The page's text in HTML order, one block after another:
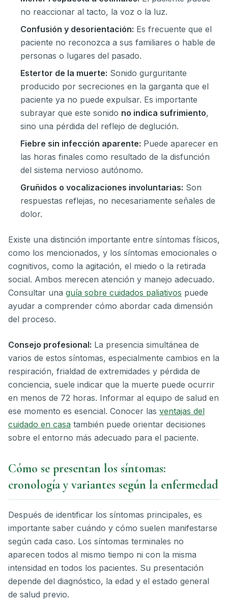
no reaccionar al tacto, la voz o la luz.
Confusión y desorientación: Es frecuente que el
paciente no reconozca a sus familiares o hable de
personas o lugares del pasado.
Estertor de la muerte: Sonido gurguritante
producido por secreciones en la garganta que el
paciente ya no puede expulsar. Es importante
subrayar que este sonido no indica sufrimiento,
sino una pérdida del reflejo de deglución.
Fiebre sin infección aparente: Puede aparecer en
las horas finales como resultado de la disfunción
del sistema nervioso autónomo.
Gruñidos o vocalizaciones involuntarias: Son
respuestas reflejas, no necesariamente señales de
dolor.
Existe una distinción importante entre síntomas físicos,
como los mencionados, y los síntomas emocionales o
cognitivos, como la agitación, el miedo o la retirada
social. Ambos merecen atención y manejo adecuado.
Consultar una guía sobre cuidados paliativos puede
ayudar a comprender cómo abordar cada dimensión
del proceso.
Consejo profesional: La presencia simultánea de
varios de estos síntomas, especialmente cambios en la
respiración, frialdad de extremidades y pérdida de
conciencia, suele indicar que la muerte puede ocurrir
en menos de 72 horas. Informar al equipo de salud en
ese momento es esencial. Conocer las ventajas del
cuidado en casa también puede orientar decisiones
sobre el entorno más adecuado para el paciente.
Cómo se presentan los síntomas:
cronología y variantes según la enfermedad
Después de identificar los síntomas principales, es
importante saber cuándo y cómo suelen manifestarse
según cada caso. Los síntomas terminales no
aparecen todos al mismo tiempo ni con la misma
intensidad en todos los pacientes. Su presentación
depende del diagnóstico, la edad y el estado general
de salud previo.